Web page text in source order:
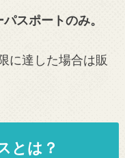
パスポートのみ。
に達した場合は販
とは？